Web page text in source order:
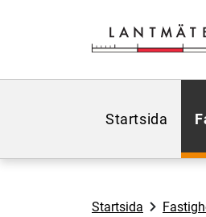
Startsida
Startsida